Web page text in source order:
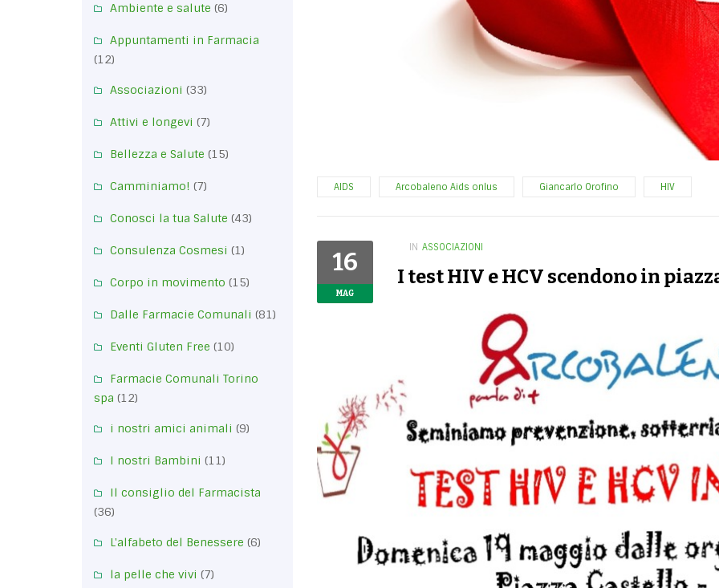
Ambiente e salute (6)
Appuntamenti in Farmacia
(12)
Associazioni (33)
Attivi e longevi (7)
Bellezza e Salute (15)
Camminiamo! (7)
Conosci la tua Salute (43)
Consulenza Cosmesi (1)
Corpo in movimento (15)
Dalle Farmacie Comunali (81)
Eventi Gluten Free (10)
Farmacie Comunali Torino
spa (12)
i nostri amici animali (9)
I nostri Bambini (11)
Il consiglio del Farmacista
(36)
L'alfabeto del Benessere (6)
la pelle che vivi (7)
AIDS Arcobaleno Aids onlus Giancarlo Orofino HIV
16
MAG
IN ASSOCIAZIONI
I test HIV e HCV scendono in